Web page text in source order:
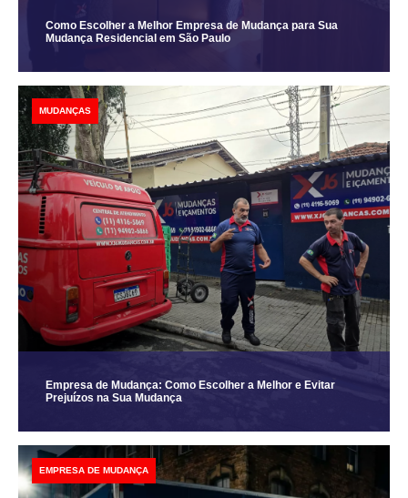
Como Escolher a Melhor Empresa de Mudança para Sua
Mudança Residencial em São Paulo
Empresa de Mudança: Como Escolher a Melhor e Evitar
Prejuízos na Sua Mudança
MUDANÇAS
EMPRESA DE MUDANÇA